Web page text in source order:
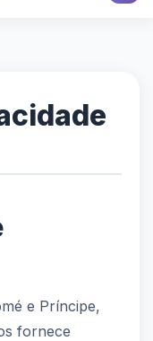
e Príncipe,
fornece